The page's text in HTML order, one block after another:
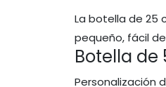
La botella de 25
pequeño, fácil
Botella de
Personalización